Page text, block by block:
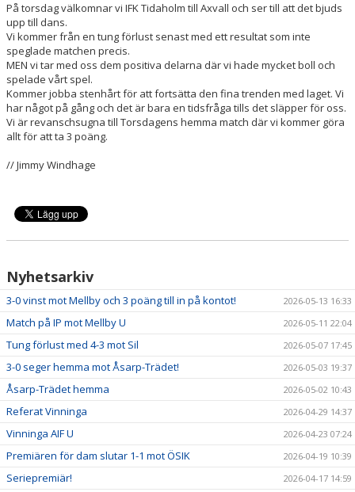
På torsdag välkomnar vi IFK Tidaholm till Axvall och ser till att det bjuds
upp till dans.
Vi kommer från en tung förlust senast med ett resultat som inte
speglade matchen precis.
MEN vi tar med oss dem positiva delarna där vi hade mycket boll och
spelade vårt spel.
Kommer jobba stenhårt för att fortsätta den fina trenden med laget. Vi
har något på gång och det är bara en tidsfråga tills det släpper för oss.
Vi är revanschsugna till Torsdagens hemma match där vi kommer göra
allt för att ta 3 poäng.
// Jimmy Windhage
Nyhetsarkiv
3-0 vinst mot Mellby och 3 poäng till in på kontot! 2026-05-13 16:33
Match på IP mot Mellby U 2026-05-11 22:04
Tung förlust med 4-3 mot Sil 2026-05-07 17:45
3-0 seger hemma mot Åsarp-Trädet! 2026-05-03 19:37
Åsarp-Trädet hemma 2026-05-02 10:43
Referat Vinninga 2026-04-29 14:37
Vinninga AIF U 2026-04-23 07:24
Premiären för dam slutar 1-1 mot ÖSIK 2026-04-19 10:39
Seriepremiär! 2026-04-17 14:59